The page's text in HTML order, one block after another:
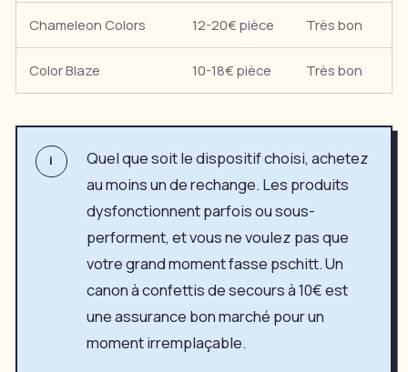
Chameleon Colors 12-20€ pièce Très bon
Color Blaze 10-18€ pièce Très bon
i
Quel que soit le dispositif choisi, achetez
au moins un de rechange. Les produits
dysfonctionnent parfois ou sous-
performent, et vous ne voulez pas que
votre grand moment fasse pschitt. Un
canon à confettis de secours à 10€ est
une assurance bon marché pour un
moment irremplaçable.